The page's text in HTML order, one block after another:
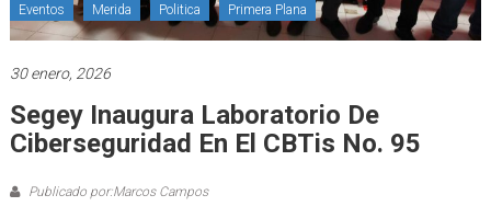
Eventos Merida Politica Primera Plana
30 enero, 2026
Segey Inaugura Laboratorio De
Ciberseguridad En El CBTis No. 95
Publicado por:Marcos Campos